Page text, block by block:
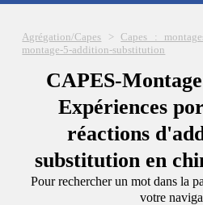
Agrégation/Capes >Capes :
montage-5-addition-substitution
CAPES-
Expériences
réactions
substitution en
Pour rechercher un mot dans la
votre